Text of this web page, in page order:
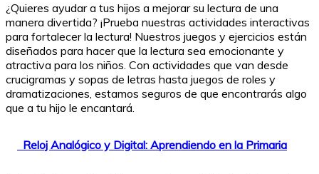
¿Quieres ayudar a tus hijos a mejorar su lectura de una
manera divertida? ¡Prueba nuestras actividades interactivas
para fortalecer la lectura! Nuestros juegos y ejercicios están
diseñados para hacer que la lectura sea emocionante y
atractiva para los niños. Con actividades que van desde
crucigramas y sopas de letras hasta juegos de roles y
dramatizaciones, estamos seguros de que encontrarás algo
que a tu hijo le encantará.
Reloj Analógico y Digital: Aprendiendo en la Primaria